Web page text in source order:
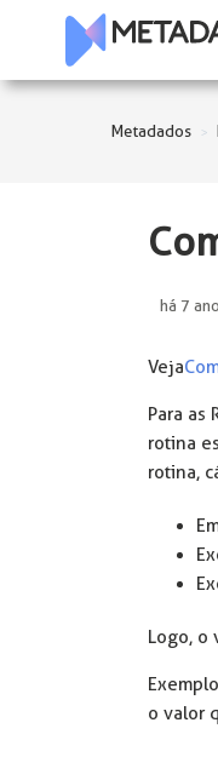
Metadados
há 7
Veja
Para as
rotina
rotina,
Logo, o
o valor